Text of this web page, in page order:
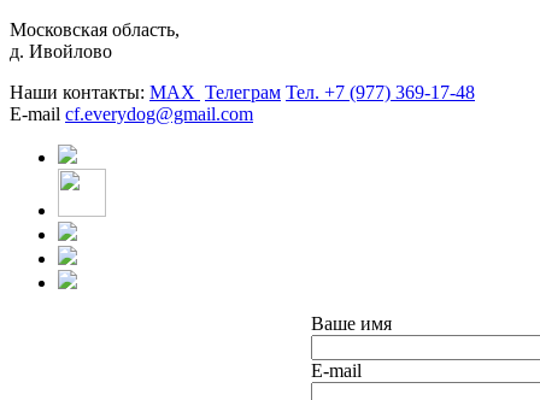
Московская область,
д. Ивойлово
Наши контакты: MAX Телеграм Тел. +7 (977) 369-17-48
E-mail cf.everydog@gmail.com
Ваше имя
E-mail